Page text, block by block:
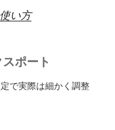
い方
ポート
で実際は細かく調整